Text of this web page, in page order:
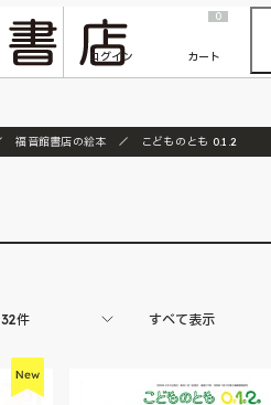
『ONE PIECE magazine 021 ONE PIECEカード付き同梱版』発売延期のご案内
ログイン
0
カート
福音館書店の絵本 こどものとも 0.1.2
32件 すべて表示